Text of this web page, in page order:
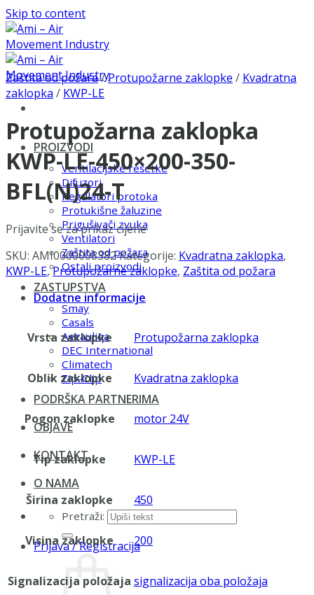
Skip to content
PROIZVODI
Ventilacijske rešetke
Difuzori
Regulatori protoka
Protukišne žaluzine
Prigušivači zvuka
Ventilatori
Zaštita od požara
Ostali proizvodi
ZASTUPSTVA
Smay
Casals
Aerauliqa
DEC International
Climatech
Zip-Clip
PODRŠKA PARTNERIMA
OBJAVE
KONTAKT
O NAMA
Pretraži:
Prijava / Registracija
Zaštita od požara/Protupožarne zaklopke / Kvadratna
zaklopka / KWP-LE
Protupožarna zaklopka
KWP-LE-450×200-350-
BFL(N)24-T
Prijavite se za prikaz cijene
SKU: AMI0000008382Kategorije: Kvadratna zaklopka,
KWP-LE,Protupožarne zaklopke, Zaštita od požara
Dodatne informacije
Vrsta zaklopke Protupožarna zaklopka
Oblik zaklopke Kvadratna zaklopka
Pogon zaklopke motor 24V
Tip zaklopke KWP-LE
Širina zaklopke 450
Visina zaklopke 200
Signalizacija položaja signalizacija oba položaja